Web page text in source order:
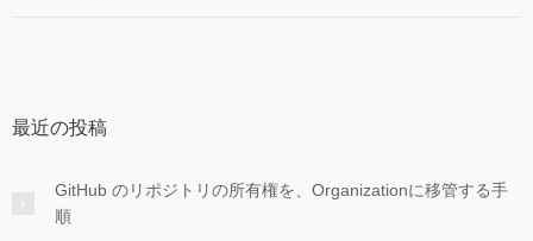
最近の投稿
GitHub のリポジトリの所有権を、Organizationに移管する手
順